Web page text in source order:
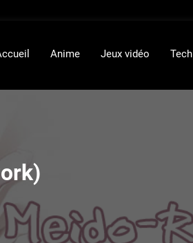
Anime Jeux vidéo Tech